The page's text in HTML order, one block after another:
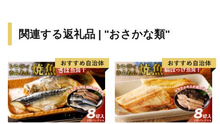
関連する返礼品 | "おさかな類"